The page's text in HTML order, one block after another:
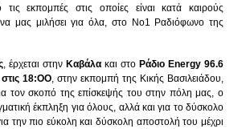
εκπομπές στις οποίες είναι κατά καιρούς
να μας μιλήσει για όλα, στο Νο1 Ραδιόφωνο της
, έρχεται στην Καβάλα και στο Ράδιο Energy 96.6
18:ΟΟ , στην εκπομπή της Κικής Βασιλειάδου,
τον σκοπό της επίσκεψής του στην πόλη μας, ο
έκπληξη για όλους, αλλά και για το δύσκολο
την πιο εύκολη και δύσκολη αποστολή του μέχρι